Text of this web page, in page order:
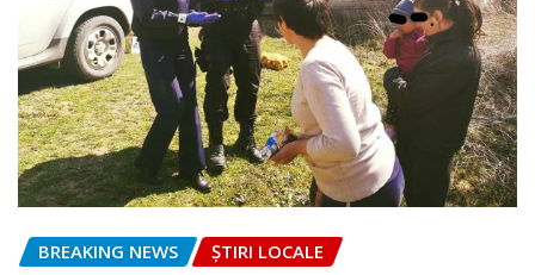
BREAKING NEWS ȘTIRI LOCALE